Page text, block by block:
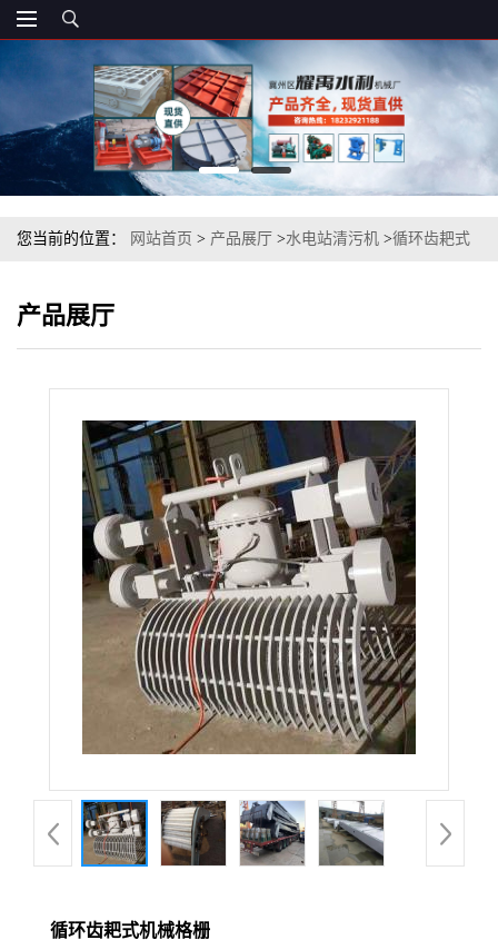
您当前的位置： 网站首页 > 产品展厅 >水电站清污机 >循环齿耙式
产品展厅
循环齿耙式机械格栅